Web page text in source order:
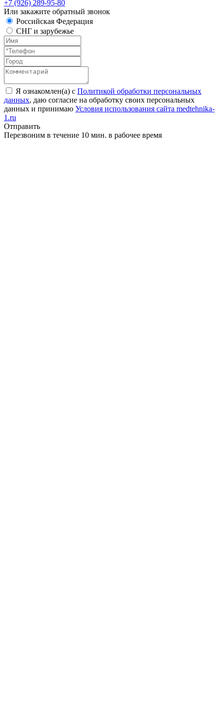
+7 (926) 289-95-80
Или закажите обратный звонок
Российская Федерация
СНГ и зарубежье
Я ознакомлен(а) с Политикой обработки персональных
данных, даю согласие на обработку своих персональных
данных и принимаю Условия использования сайта medtehnika-
1.ru
Отправить
Перезвоним в течение 10 мин. в рабочее время